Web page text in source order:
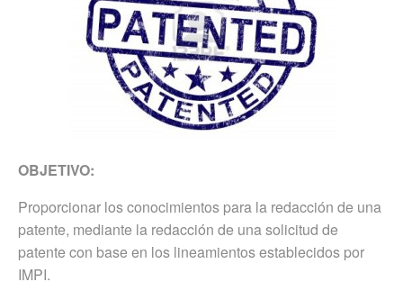
OBJETIVO:
Proporcionar los conocimientos para la redacción de una
patente, mediante la redacción de una solicitud de
patente con base en los lineamientos establecidos por
IMPI.